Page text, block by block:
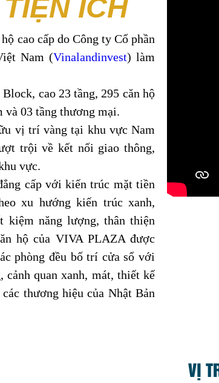
ÍCH
cao cấp do Công ty Cổ phần
Nam (Vinalandinvest) làm
cao 23 tầng, 295 căn hộ
và 03 tầng thương mại.
vị trí vàng tại khu vực Nam
trội về kết nối giao thông,
vực.
cấp với kiến trúc mặt tiền
xu hướng kiến trúc xanh,
kiệm năng lượng, thân thiện
hộ của VIVA PLAZA được
phòng đều bố trí cửa sổ với
cảnh quan xanh, mát, thiết kế
thương hiệu của Nhật Bản
VỊ